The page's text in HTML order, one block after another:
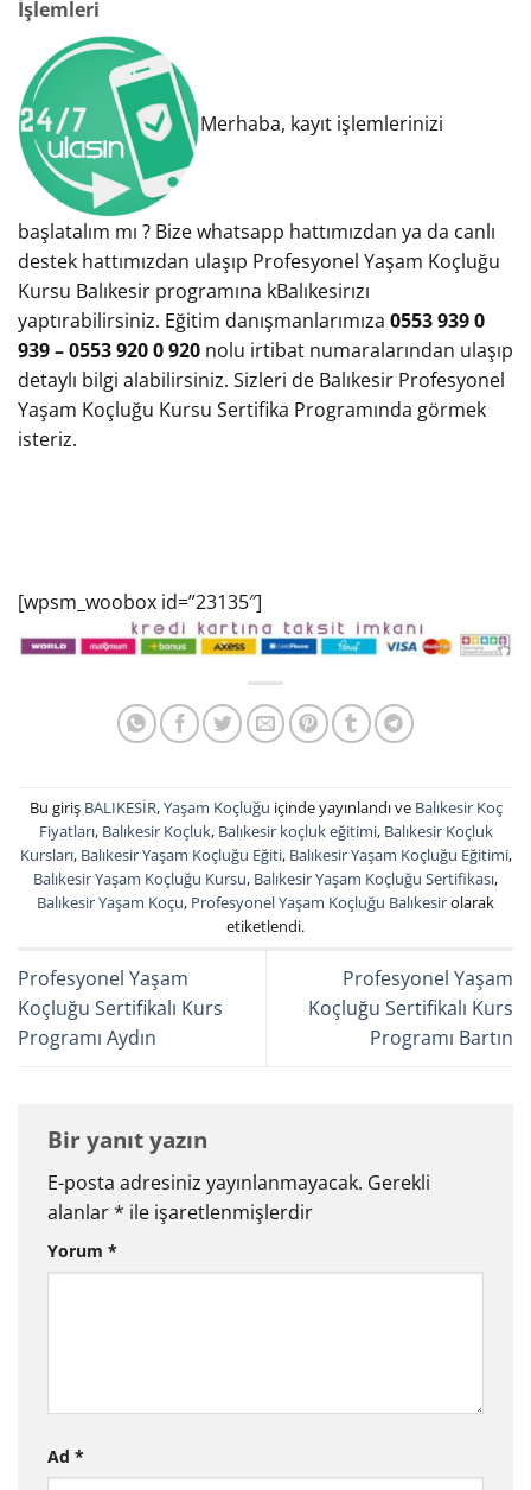
İşlemleri
Merhaba, kayıt işlemlerinizi
başlatalım mı ? Bize whatsapp hattımızdan ya da canlı
destek hattımızdan ulaşıp Profesyonel Yaşam Koçluğu
Kursu Balıkesir programına kBalıkesirızı
yaptırabilirsiniz. Eğitim danışmanlarımıza 0553 939 0
939 – 0553 920 0 920 nolu irtibat numaralarından ulaşıp
detaylı bilgi alabilirsiniz. Sizleri de Balıkesir Profesyonel
Yaşam Koçluğu Kursu Sertifika Programında görmek
isteriz.
[wpsm_woobox id=”23135″]
Bu giriş BALIKESİR,Yaşam Koçluğu içinde yayınlandı ve Balıkesir Koç
Fiyatları, Balıkesir Koçluk, Balıkesir koçluk eğitimi, Balıkesir Koçluk
Kursları, Balıkesir Yaşam Koçluğu Eğiti, Balıkesir Yaşam Koçluğu Eğitimi,
Balıkesir Yaşam Koçluğu Kursu, Balıkesir Yaşam Koçluğu Sertifikası,
Balıkesir Yaşam Koçu, Profesyonel Yaşam Koçluğu Balıkesirolarak
etiketlendi.
Profesyonel Yaşam
Koçluğu Sertifikalı Kurs
Programı Aydın
Profesyonel Yaşam
Koçluğu Sertifikalı Kurs
Programı Bartın
Bir yanıt yazın
E-posta adresiniz yayınlanmayacak. Gerekli
alanlar* ile işaretlenmişlerdir
Yorum *
Ad *